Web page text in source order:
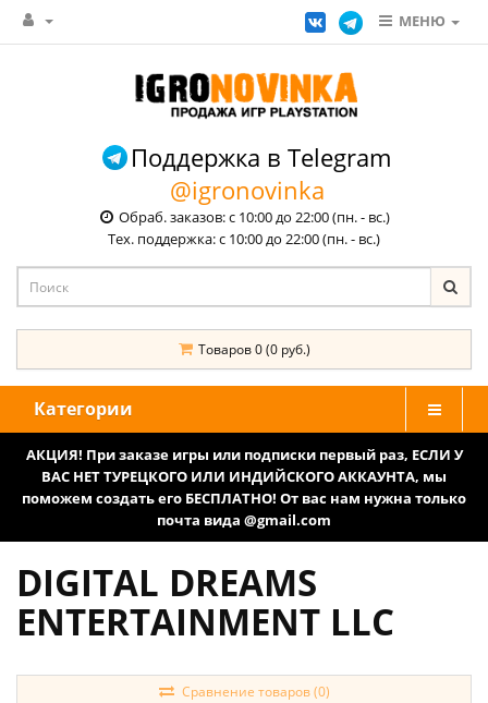
МЕНЮ
Поддержка в Telegram
@igronovinka
Обраб. заказов: с 10:00 до 22:00 (пн. - вс.)
Тех. поддержка: с 10:00 до 22:00 (пн. - вс.)
Товаров 0 (0 руб.)
Категории
АКЦИЯ! При заказе игры или подписки первый раз, ЕСЛИ У
ВАС НЕТ ТУРЕЦКОГО ИЛИ ИНДИЙСКОГО АККАУНТА, мы
поможем создать его БЕСПЛАТНО! От вас нам нужна только
почта вида @gmail.com
DIGITAL DREAMS
ENTERTAINMENT LLC
Сравнение товаров (0)